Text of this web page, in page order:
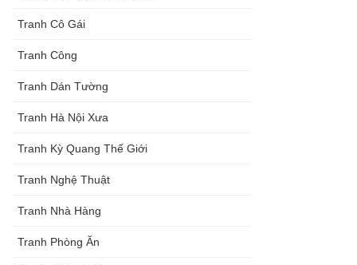
Tranh Cô Gái
Tranh Công
Tranh Dán Tường
Tranh Hà Nội Xưa
Tranh Kỳ Quang Thế Giới
Tranh Nghệ Thuật
Tranh Nhà Hàng
Tranh Phòng Ăn